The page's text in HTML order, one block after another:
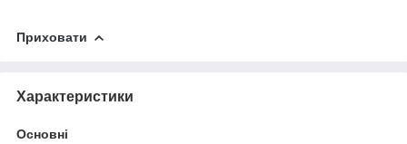
Приховати
Характеристики
Основні